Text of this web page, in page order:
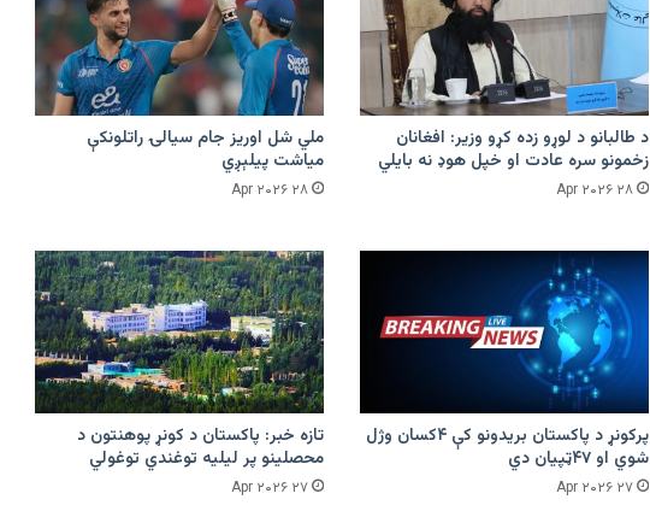
د طالبانو د لوړو زده کړو وزیر: افغانان
زخمونو سره عادت او خپل هوډ نه بایلي
۲۸ Apr ۲۰۲۶
ملي شل اوریز جام سیالۍ راتلونکې
میاشت پیلېږي
۲۸ Apr ۲۰۲۶
پرکونړ د پاکستان بریدونو کې ۴کسان وژل
شوي او ۴۷ټپیان دي
۲۷ Apr ۲۰۲۶
تازه خبر: پاکستان د کونړ پوهنتون د
محصلینو پر لیلیه توغندي توغولي
۲۷ Apr ۲۰۲۶